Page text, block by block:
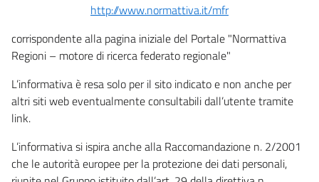
http://www.normattiva.it/mfr
corrispondente alla pagina iniziale del Portale "Normattiva
Regioni – motore di ricerca federato regionale"
L’informativa è resa solo per il sito indicato e non anche per
altri siti web eventualmente consultabili dall’utente tramite
link.
L’informativa si ispira anche alla Raccomandazione n. 2/2001
che le autorità europee per la protezione dei dati personali,